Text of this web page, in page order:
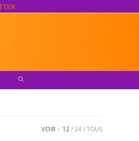
TOGGLE
VOIR : 12 24 TOUS